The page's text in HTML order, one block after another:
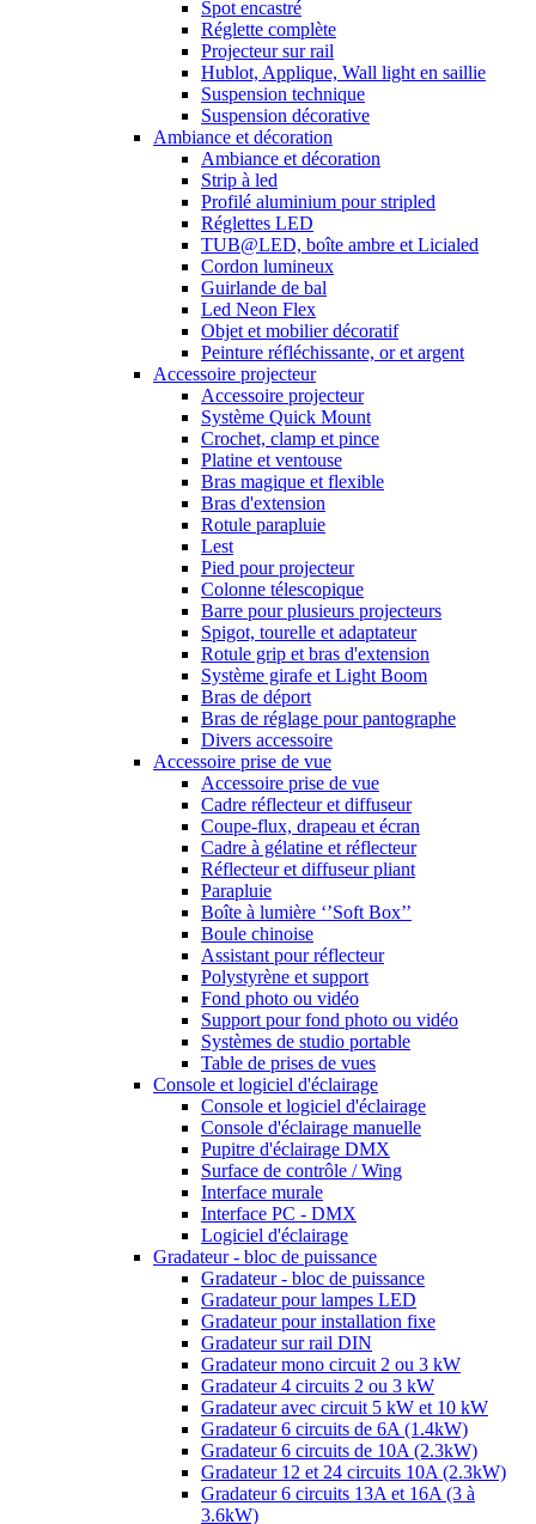
Spot encastré
Réglette complète
Projecteur sur rail
Hublot, Applique, Wall light en saillie
Suspension technique
Suspension décorative
Ambiance et décoration
Ambiance et décoration
Strip à led
Profilé aluminium pour stripled
Réglettes LED
TUB@LED, boîte ambre et Licialed
Cordon lumineux
Guirlande de bal
Led Neon Flex
Objet et mobilier décoratif
Peinture réfléchissante, or et argent
Accessoire projecteur
Accessoire projecteur
Système Quick Mount
Crochet, clamp et pince
Platine et ventouse
Bras magique et flexible
Bras d'extension
Rotule parapluie
Lest
Pied pour projecteur
Colonne télescopique
Barre pour plusieurs projecteurs
Spigot, tourelle et adaptateur
Rotule grip et bras d'extension
Système girafe et Light Boom
Bras de déport
Bras de réglage pour pantographe
Divers accessoire
Accessoire prise de vue
Accessoire prise de vue
Cadre réflecteur et diffuseur
Coupe-flux, drapeau et écran
Cadre à gélatine et réflecteur
Réflecteur et diffuseur pliant
Parapluie
Boîte à lumière ‘’Soft Box’’
Boule chinoise
Assistant pour réflecteur
Polystyrène et support
Fond photo ou vidéo
Support pour fond photo ou vidéo
Systèmes de studio portable
Table de prises de vues
Console et logiciel d'éclairage
Console et logiciel d'éclairage
Console d'éclairage manuelle
Pupitre d'éclairage DMX
Surface de contrôle / Wing
Interface murale
Interface PC - DMX
Logiciel d'éclairage
Gradateur - bloc de puissance
Gradateur - bloc de puissance
Gradateur pour lampes LED
Gradateur pour installation fixe
Gradateur sur rail DIN
Gradateur mono circuit 2 ou 3 kW
Gradateur 4 circuits 2 ou 3 kW
Gradateur avec circuit 5 kW et 10 kW
Gradateur 6 circuits de 6A (1.4kW)
Gradateur 6 circuits de 10A (2.3kW)
Gradateur 12 et 24 circuits 10A (2.3kW)
Gradateur 6 circuits 13A et 16A (3 à
3.6kW)